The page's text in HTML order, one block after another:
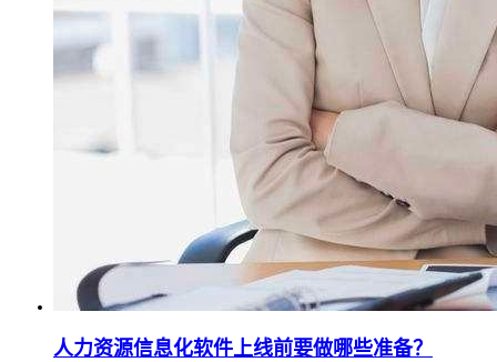
人力资源信息化软件上线前要做哪些准备？